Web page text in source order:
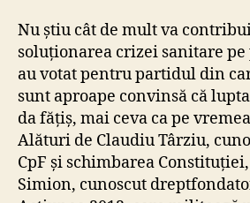
Nu știu cât de mult va
soluționarea crizei sanitare
au votat pentru partidul din
sunt aproape convinsă că
da fățiș, mai ceva ca pe
Alături de Claudiu Târziu,
CpF și schimbarea
Simion, cunoscut